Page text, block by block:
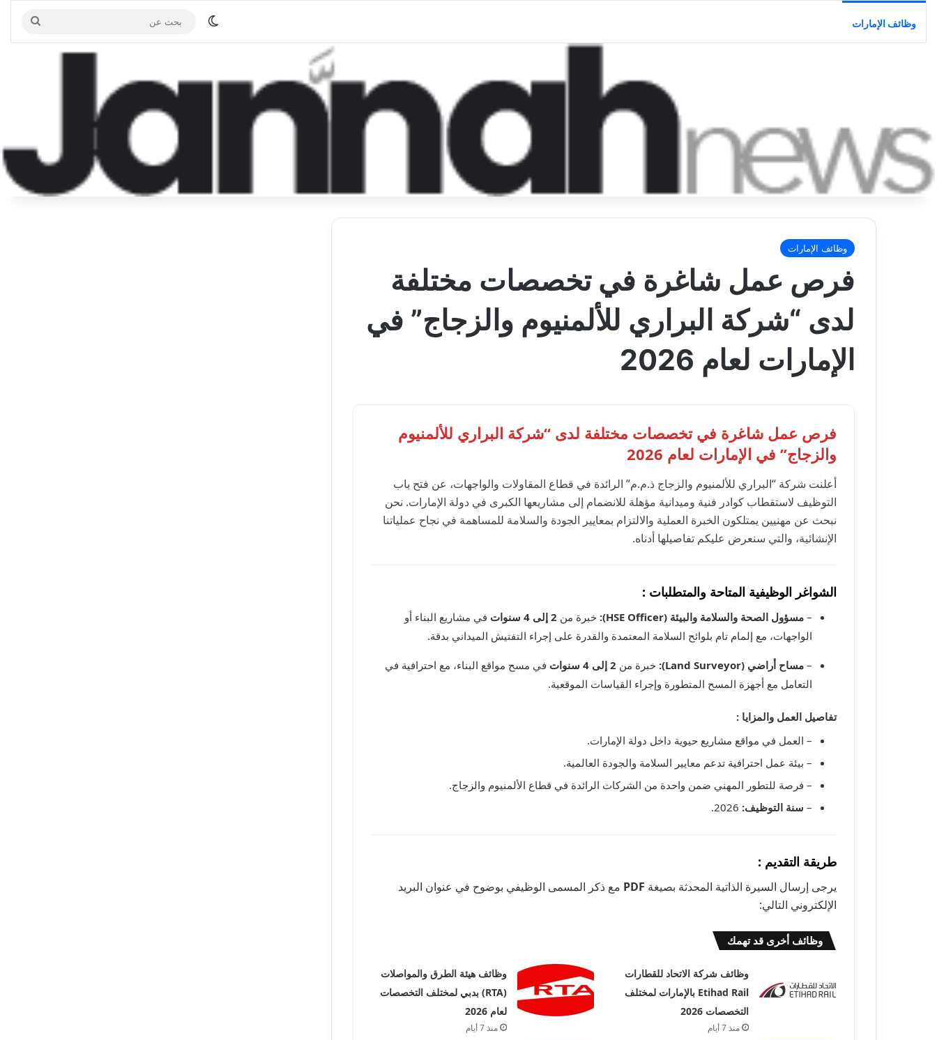
وظائف الإمارات الوضع المظلم
بحث
عن
وظائف الإمارات
فرص عمل شاغرة في تخصصات مختلفة
لدى “شركة البراري للألمنيوم والزجاج” في
الإمارات لعام 2026
فرص عمل شاغرة في تخصصات مختلفة لدى “شركة البراري للألمنيوم
والزجاج” في الإمارات لعام 2026
أعلنت شركة “البراري للألمنيوم والزجاج ذ.م.م” الرائدة في قطاع المقاولات والواجهات، عن فتح باب
التوظيف لاستقطاب كوادر فنية وميدانية مؤهلة للانضمام إلى مشاريعها الكبرى في دولة الإمارات. نحن
نبحث عن مهنيين يمتلكون الخبرة العملية والالتزام بمعايير الجودة والسلامة للمساهمة في نجاح عملياتنا
الإنشائية، والتي سنعرض عليكم تفاصيلها أدناه.
الشواغر الوظيفية المتاحة والمتطلبات :
– مسؤول الصحة والسلامة والبيئة (HSE Officer): خبرة من 2 إلى 4 سنوات
في مشاريع البناء أو
الواجهات، مع إلمام تام بلوائح السلامة المعتمدة والقدرة على إجراء التفتيش الميداني بدقة.
– مساح أراضي (Land Surveyor): خبرة من 2 إلى 4 سنوات
في مسح مواقع البناء، مع احترافية في
التعامل مع أجهزة المسح المتطورة وإجراء القياسات الموقعية.
تفاصيل العمل والمزايا :
– العمل في مواقع مشاريع حيوية داخل دولة الإمارات.
– بيئة عمل احترافية تدعم معايير السلامة والجودة العالمية.
– فرصة للتطور المهني ضمن واحدة من الشركات الرائدة في قطاع الألمنيوم والزجاج.
– سنة التوظيف:
طريقة التقديم :
يرجى إرسال السيرة الذاتية المحدثة بصيغة PDF مع ذكر المسمى الوظيفي بوضوح في عنوان البريد
الإلكتروني التالي:
وظائف أخرى قد تهمك
وظائف شركة الاتحاد للقطارات
Etihad Rail بالإمارات لمختلف
التخصصات 2026
منذ 7 أيام
وظائف هيئة الطرق والمواصلات
(RTA) بدبي لمختلف التخصصات
لعام 2026
منذ 7 أيام